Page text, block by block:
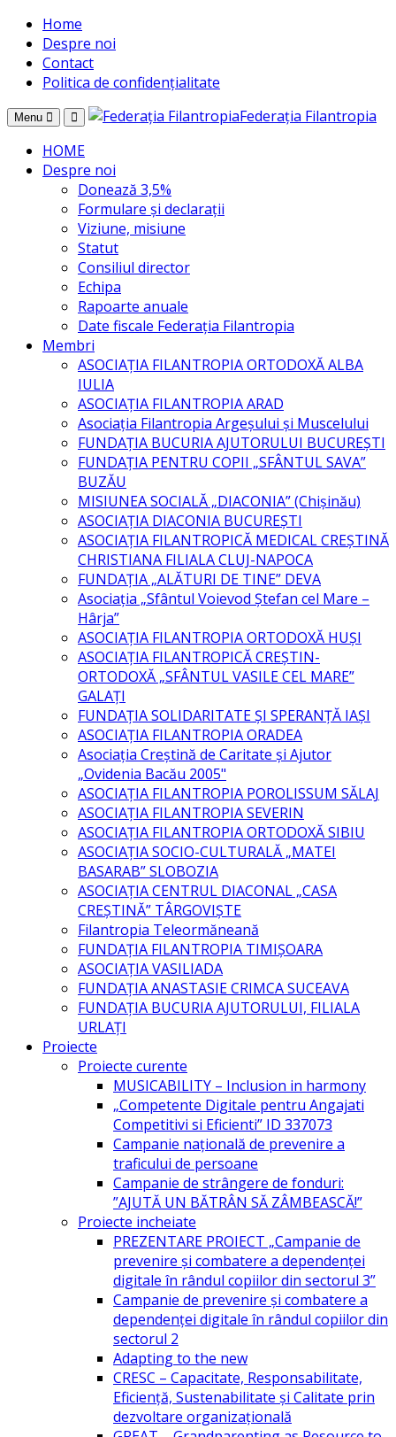
Home
Despre noi
Contact
Politica de confidențialitate
Menu
Federația Filantropia
HOME
Despre noi
Donează 3,5%
Formulare și declarații
Viziune, misiune
Statut
Consiliul director
Echipa
Rapoarte anuale
Date fiscale Federația Filantropia
Membri
ASOCIAȚIA FILANTROPIA ORTODOXĂ ALBA
IULIA
ASOCIAȚIA FILANTROPIA ARAD
Asociația Filantropia Argeșului și Muscelului
FUNDAȚIA BUCURIA AJUTORULUI BUCUREȘTI
FUNDAȚIA PENTRU COPII „SFÂNTUL SAVA”
BUZĂU
MISIUNEA SOCIALĂ „DIACONIA” (Chișinău)
ASOCIAȚIA DIACONIA BUCUREȘTI
ASOCIAȚIA FILANTROPICĂ MEDICAL CREȘTINĂ
CHRISTIANA FILIALA CLUJ-NAPOCA
FUNDAȚIA „ALĂTURI DE TINE” DEVA
Asociația „Sfântul Voievod Ștefan cel Mare –
Hârja”
ASOCIAȚIA FILANTROPIA ORTODOXĂ HUȘI
ASOCIAŢIA FILANTROPICĂ CREŞTIN-
ORTODOXĂ „SFÂNTUL VASILE CEL MARE”
GALAȚI
FUNDAȚIA SOLIDARITATE ȘI SPERANȚĂ IAȘI
ASOCIAŢIA FILANTROPIA ORADEA
Asociația Creștină de Caritate și Ajutor
„Ovidenia Bacău 2005"
ASOCIAŢIA FILANTROPIA POROLISSUM SĂLAJ
ASOCIAȚIA FILANTROPIA SEVERIN
ASOCIAȚIA FILANTROPIA ORTODOXĂ SIBIU
ASOCIAŢIA SOCIO-CULTURALĂ „MATEI
BASARAB” SLOBOZIA
ASOCIAȚIA CENTRUL DIACONAL „CASA
CREȘTINĂ” TÂRGOVIȘTE
Filantropia Teleormăneană
FUNDAȚIA FILANTROPIA TIMIȘOARA
ASOCIAȚIA VASILIADA
FUNDAȚIA ANASTASIE CRIMCA SUCEAVA
FUNDAȚIA BUCURIA AJUTORULUI, FILIALA
URLAȚI
Proiecte
Proiecte curente
MUSICABILITY – Inclusion in harmony
„Competente Digitale pentru Angajati
Competitivi si Eficienti” ID 337073
Campanie națională de prevenire a
traficului de persoane
Campanie de strângere de fonduri:
”AJUTĂ UN BĂTRÂN SĂ ZÂMBEASCĂ!”
Proiecte incheiate
PREZENTARE PROIECT „Campanie de
prevenire și combatere a dependenței
digitale în rândul copiilor din sectorul 3”
Campanie de prevenire și combatere a
dependenței digitale în rândul copiilor din
sectorul 2
Adapting to the new
CRESC – Capacitate, Responsabilitate,
Eficiență, Sustenabilitate și Calitate prin
dezvoltare organizațională